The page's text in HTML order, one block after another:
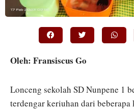
Oleh: Fransiscus Go
Lonceng sekolah SD Nunpene 1
terdengar keriuhan dari beberapa